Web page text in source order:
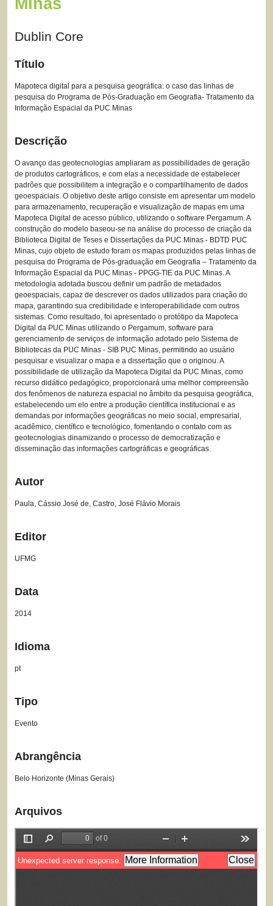
Minas
Dublin Core
Título
Mapoteca digital para a pesquisa geográfica: o caso das linhas de
pesquisa do Programa de Pós-Graduação em Geografia- Tratamento da
Informação Espacial da PUC Minas
Descrição
O avanço das geotecnologias ampliaram as possibilidades de geração
de produtos cartográficos, e com elas a necessidade de estabelecer
padrões que possibilitem a integração e o compartilhamento de dados
geoespaciais. O objetivo deste artigo consiste em apresentar um modelo
para armazenamento, recuperação e visualização de mapas em uma
Mapoteca Digital de acesso público, utilizando o software Pergamum. A
construção do modelo baseou-se na análise do processo de criação da
Biblioteca Digital de Teses e Dissertações da PUC Minas - BDTD PUC
Minas, cujo objeto de estudo foram os mapas produzidos pelas linhas de
pesquisa do Programa de Pós-graduação em Geografia – Tratamento da
Informação Espacial da PUC Minas - PPGG-TIE da PUC Minas. A
metodologia adotada buscou definir um padrão de metadados
geoespaciais, capaz de descrever os dados utilizados para criação do
mapa, garantindo sua credibilidade e interoperabilidade com outros
sistemas. Como resultado, foi apresentado o protótipo da Mapoteca
Digital da PUC Minas utilizando o Pergamum, software para
gerenciamento de serviços de informação adotado pelo Sistema de
Bibliotecas da PUC Minas - SIB PUC Minas, permitindo ao usuário
pesquisar e visualizar o mapa e a dissertação que o originou. A
possibilidade de utilização da Mapoteca Digital da PUC Minas, como
recurso didático pedagógico, proporcionará uma melhor compreensão
dos fenômenos de natureza espacial no âmbito da pesquisa geográfica,
estabelecendo um elo entre a produção científica institucional e as
demandas por informações geográficas no meio social, empresarial,
acadêmico, científico e tecnológico, fomentando o contato com as
geotecnologias dinamizando o processo de democratização e
disseminação das informações cartográficas e geográficas.
Autor
Paula, Cássio José de, Castro, José Flávio Morais
Editor
UFMG
Data
2014
Idioma
pt
Tipo
Evento
Abrangência
Belo Horizonte (Minas Gerais)
Arquivos